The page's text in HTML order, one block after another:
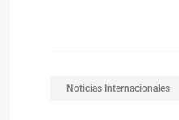
Noticias Internacionales